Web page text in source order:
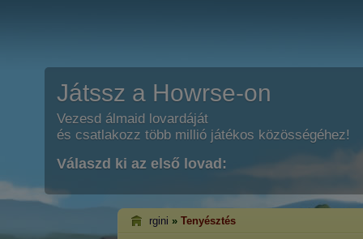
Játssz a Howrse-on
Vezesd álmaid lovardáját
és csatlakozz több millió játékos közösségéhez!
Válaszd ki az első lovad:
rgini » Tenyésztés